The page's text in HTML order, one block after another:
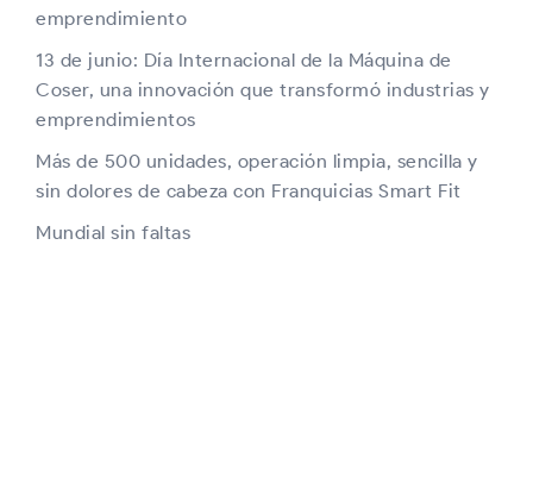
emprendimiento
13 de junio: Día Internacional de la Máquina de
Coser, una innovación que transformó industrias y
emprendimientos
Más de 500 unidades, operación limpia, sencilla y
sin dolores de cabeza con Franquicias Smart Fit
Mundial sin faltas